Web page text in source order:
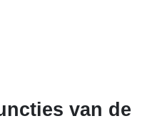
van de